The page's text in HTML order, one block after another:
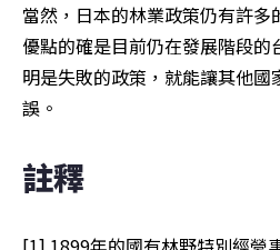
當然，日本的林業政策仍有許
優點的確是目前仍在發展階段
明是失敗的政策，就能讓其他
誤。
註釋